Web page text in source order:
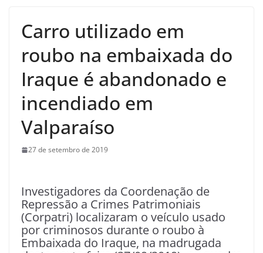
Carro utilizado em
roubo na embaixada do
Iraque é abandonado e
incendiado em
Valparaíso
27 de setembro de 2019
Investigadores da Coordenação de
Repressão a Crimes Patrimoniais
(Corpatri) localizaram o veículo usado
por criminosos durante o roubo à
Embaixada do Iraque, na madrugada